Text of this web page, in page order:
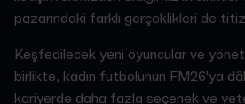
pazarındaki farklı gerçeklikleri de
Keşfedilecek yeni oyuncular ve
birlikte, kadın futbolunun FM26'ya
kariyerde daha fazla seçenek ve